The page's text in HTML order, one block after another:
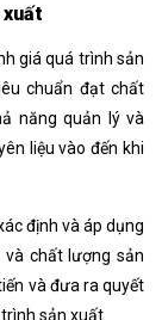
giá quá trình sản
chuẩn đạt chất
năng quản lý và
liệu vào đến khi
định và áp dụng
và chất lượng sản
và đưa ra quyết
sản xuất.